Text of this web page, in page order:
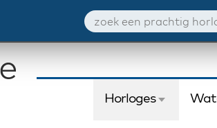
Horloges